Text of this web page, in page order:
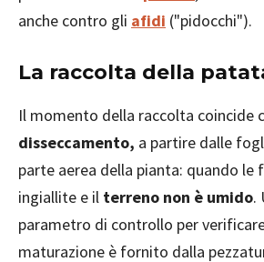
anche contro gli afidi ("pidocchi").
La raccolta della
Il momento della raccolta coincide
disseccamento, a partire dalle
parte aerea della pianta: quando le
ingiallite e il terreno non è umido.
parametro di controllo per
maturazione è fornito dalla